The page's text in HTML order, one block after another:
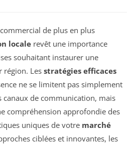
de plus en plus
locale revêt une importance
souhaitant instaurer une
région. Les stratégies efficaces
ne se limitent pas simplement
canaux de communication, mais
compréhension approfondie des
uniques de votre marché
ciblées et innovantes, les